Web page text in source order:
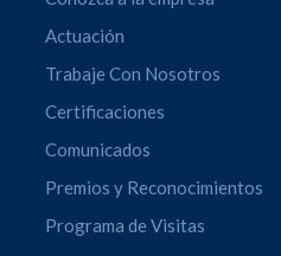
Actuación
Trabaje Con Nosotros
Certificaciones
Comunicados
Premios y Reconocimientos
Programa de Visitas